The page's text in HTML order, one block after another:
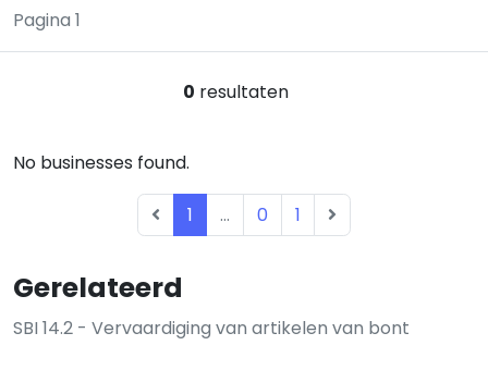
Pagina 1
Gerelateerd
SBI 14.2 - Vervaardiging van artikelen van bont
0 resultaten
No businesses found.
1 ... 0 1